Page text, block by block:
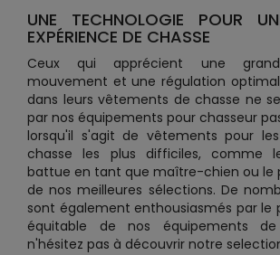
UNE TECHNOLOGIE POUR
EXPÉRIENCE DE CHASSE
Ceux qui apprécient une
mouvement et une régulation
dans leurs vêtements de chasse ne
par nos équipements pour chasseur
lorsqu'il s'agit de vêtements pour
chasse les plus difficiles, comme
battue en tant que maître-chien ou le
de nos meilleures sélections. De
sont également enthousiasmés par le
équitable de nos équipements de
n'hésitez pas à découvrir notre